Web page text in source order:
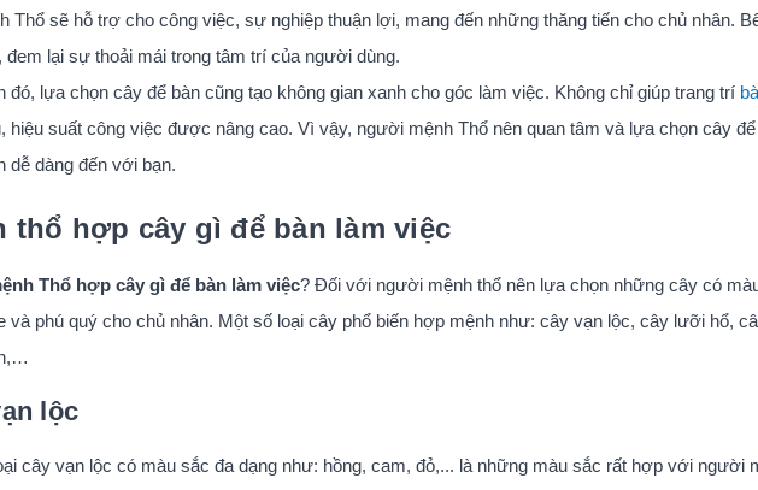
Thổ sẽ hỗ trợ cho công việc, sự nghiệp thuận lợi, mang đến những thăng tiến cho chủ nhân.
đem lại sự thoải mái trong tâm trí của người dùng.
đó, lựa chọn cây để bàn cũng tạo không gian xanh cho góc làm việc. Không chỉ giúp trang trí
hiệu suất công việc được nâng cao. Vì vậy, người mệnh Thổ nên quan tâm và lựa chọn cây
dễ dàng đến với bạn.
thổ hợp cây gì để bàn làm việc
Thổ hợp cây gì để bàn làm việc? Đối với người mệnh thổ nên lựa chọn những cây có
và phú quý cho chủ nhân. Một số loại cây phổ biến hợp mệnh như: cây vạn lộc, cây lưỡi hổ,
lộc
cây vạn lộc có màu sắc đa dạng như: hồng, cam, đỏ,... là những màu sắc rất hợp với người